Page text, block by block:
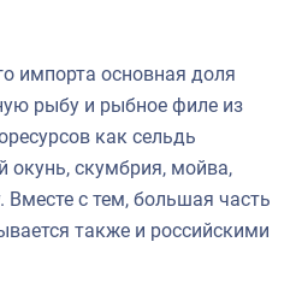
импорта основная доля
рыбу и рыбное филе из
как сельдь
окунь, скумбрия, мойва,
Вместе с тем, большая часть
также и российскими